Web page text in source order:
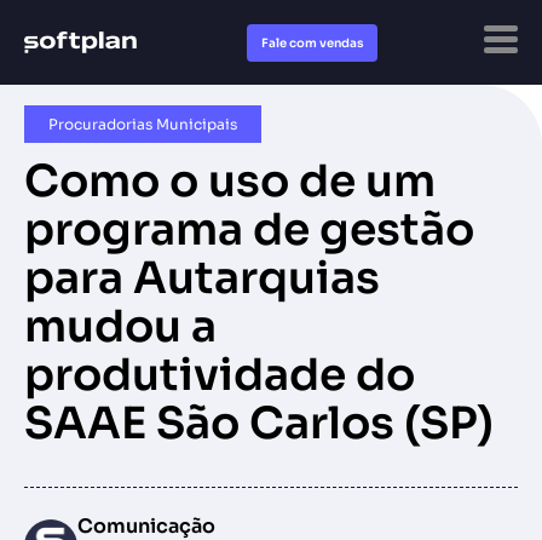
Fale com vendas
Procuradorias Municipais
Como o uso de um
programa de gestão
para Autarquias
mudou a
produtividade do
SAAE São Carlos (SP)
Comunicação